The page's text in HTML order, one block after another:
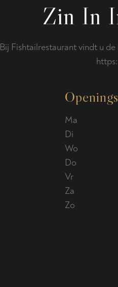
Zin In
Bij Fishtailrestaurant vindt u
Ma
Di
Wo
Do
Vr
Za
Zo